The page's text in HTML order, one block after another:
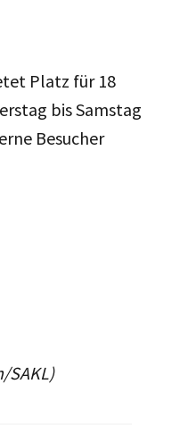
Platz für 18
bis Samstag
Besucher
SAKL)